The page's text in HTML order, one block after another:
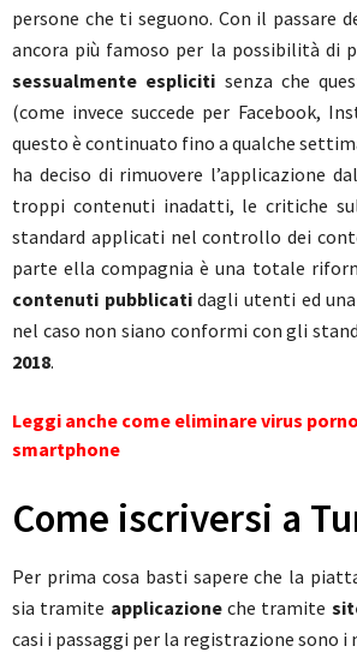
persone che ti seguono. Con il passare
ancora più famoso per la possibilità di
sessualmente espliciti senza che
(come invece succede per Facebook,
questo è continuato fino a qualche
ha deciso di rimuovere l’applicazione
troppi contenuti inadatti, le critiche
standard applicati nel controllo dei
parte ella compagnia è una totale
contenuti pubblicatidagli utenti ed
nel caso non siano conformi con gli
2018.
Leggi anche come eliminare virus
smartphone
Come iscriversi a
Per prima cosa basti sapere che la
sia tramite applicazioneche tramite
casi i passaggi per la registrazione sono i